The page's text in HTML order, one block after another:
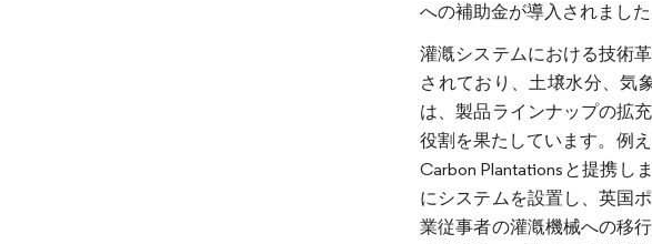
への補助金が導入されました
灌漑システムにおける技術
されており、土壌水分、気
は、製品ラインナップの拡
役割を果たしています。例
Carbon Plantationsと提携
にシステムを設置し、英国
業従事者の灌漑機械への移